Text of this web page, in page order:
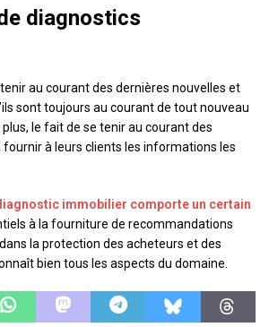
diagnostics
au courant des dernières nouvelles et
sont toujours au courant de tout nouveau
le fait de se tenir au courant des
à leurs clients les informations les
immobilier comporte un certain
à la fourniture de recommandations
la protection des acheteurs et des
bien tous les aspects du domaine.